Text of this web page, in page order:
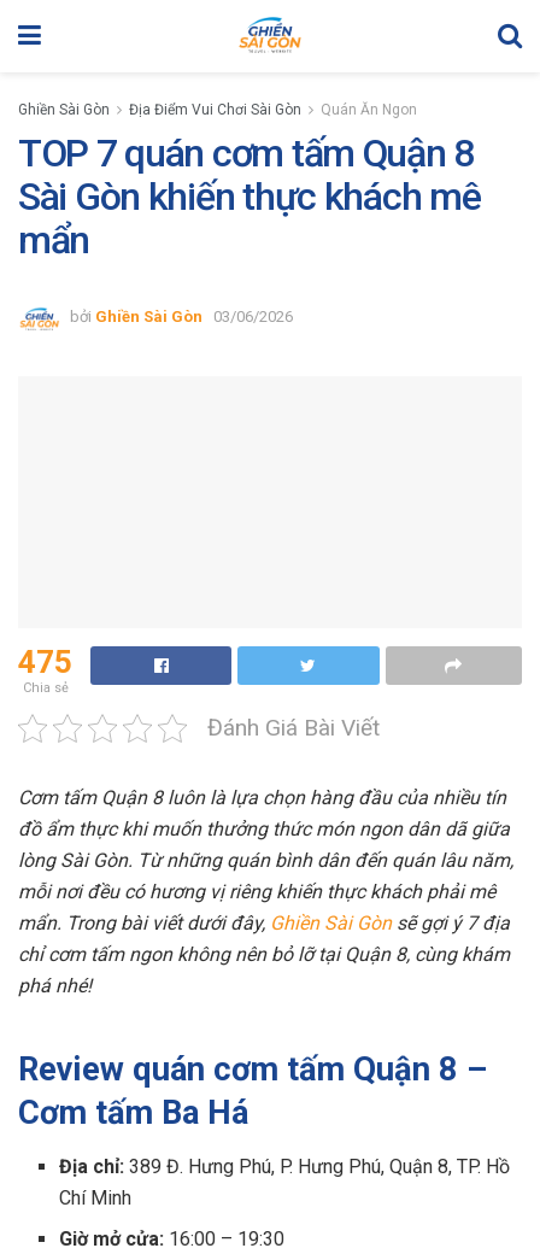
Ghiền Sài Gòn Địa Điểm Vui Chơi Sài Gòn Quán Ăn Ngon
TOP 7 quán cơm tấm Quận 8
Sài Gòn khiến thực khách mê
mẩn
bởi Ghiền Sài Gòn 03/06/2026
475
Chia sẻ
Đánh Giá Bài Viết
Cơm tấm Quận 8 luôn là lựa chọn hàng đầu của nhiều tín
đồ ẩm thực khi muốn thưởng thức món ngon dân dã giữa
lòng Sài Gòn. Từ những quán bình dân đến quán lâu năm,
mỗi nơi đều có hương vị riêng khiến thực khách phải mê
mẩn. Trong bài viết dưới đây, Ghiền Sài Gònsẽ gợi ý 7 địa
chỉ cơm tấm ngon không nên bỏ lỡ tại Quận 8, cùng khám
phá nhé!
Review quán cơm tấm Quận 8 –
Cơm tấm Ba Há
Địa chỉ:389 Đ. Hưng Phú, P. Hưng Phú, Quận 8, TP. Hồ
Chí Minh
Giờ mở cửa: 16:00 – 19:30